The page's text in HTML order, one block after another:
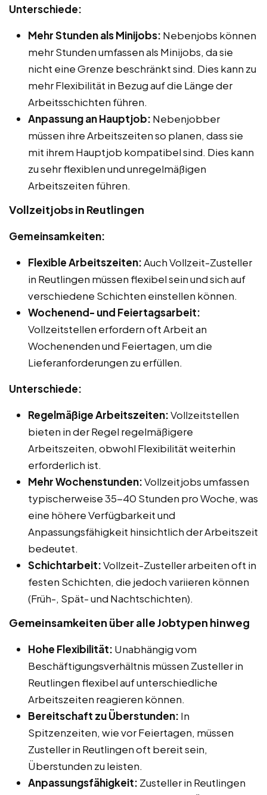
Unterschiede:
Mehr Stunden als Minijobs: Nebenjobs können
mehr Stunden umfassen als Minijobs, da sie
nicht eine Grenze beschränkt sind. Dies kann zu
mehr Flexibilität in Bezug auf die Länge der
Arbeitsschichten führen.
Anpassung an Hauptjob: Nebenjobber
müssen ihre Arbeitszeiten so planen, dass sie
mit ihrem Hauptjob kompatibel sind. Dies kann
zu sehr flexiblen und unregelmäßigen
Arbeitszeiten führen.
Vollzeitjobs in Reutlingen
Gemeinsamkeiten:
Flexible Arbeitszeiten:Auch Vollzeit-Zusteller
in Reutlingen müssen flexibel sein und sich auf
verschiedene Schichten einstellen können.
Wochenend- und Feiertagsarbeit:
Vollzeitstellen erfordern oft Arbeit an
Wochenenden und Feiertagen, um die
Lieferanforderungen zu erfüllen.
Unterschiede:
Regelmäßige Arbeitszeiten:Vollzeitstellen
bieten in der Regel regelmäßigere
Arbeitszeiten, obwohl Flexibilität weiterhin
erforderlich ist.
Mehr Wochenstunden:Vollzeitjobs umfassen
typischerweise 35-40 Stunden pro Woche, was
eine höhere Verfügbarkeit und
Anpassungsfähigkeit hinsichtlich der Arbeitszeit
bedeutet.
Schichtarbeit:Vollzeit-Zusteller arbeiten oft in
festen Schichten, die jedoch variieren können
(Früh-, Spät- und Nachtschichten).
Gemeinsamkeiten über alle Jobtypen hinweg
Hohe Flexibilität: Unabhängig vom
Beschäftigungsverhältnis müssen Zusteller in
Reutlingen flexibel auf unterschiedliche
Arbeitszeiten reagieren können.
Bereitschaft zu Überstunden: In
Spitzenzeiten, wie vor Feiertagen, müssen
Zusteller in Reutlingen oft bereit sein,
Überstunden zu leisten.
Anpassungsfähigkeit: Zusteller in Reutlingen